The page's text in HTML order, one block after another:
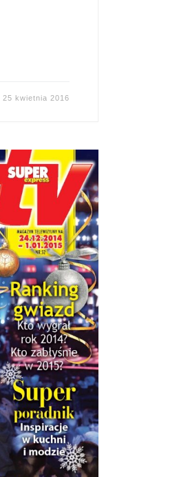
25 kwietnia 2016